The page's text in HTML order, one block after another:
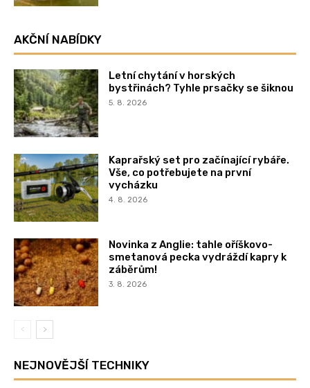
AKČNÍ NABÍDKY
Letní chytání v horských
bystřinách? Tyhle prsačky se šiknou
5. 8. 2026
Kaprařský set pro začínající rybáře.
Vše, co potřebujete na první
vycházku
4. 8. 2026
Novinka z Anglie: tahle oříškovo-
smetanová pecka vydráždí kapry k
záběrům!
3. 8. 2026
NEJNOVĚJŠÍ TECHNIKY